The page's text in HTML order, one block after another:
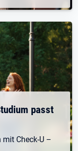
passt
Check-U –